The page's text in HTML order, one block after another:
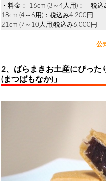
・料金： 16cm (3～4人用)： 税込
18cm (4～6用)：税込み4,200円
21cm (7～10人用)税込み6,000円
公
2、ばらまきお土産にぴった
(まつばもなか)」